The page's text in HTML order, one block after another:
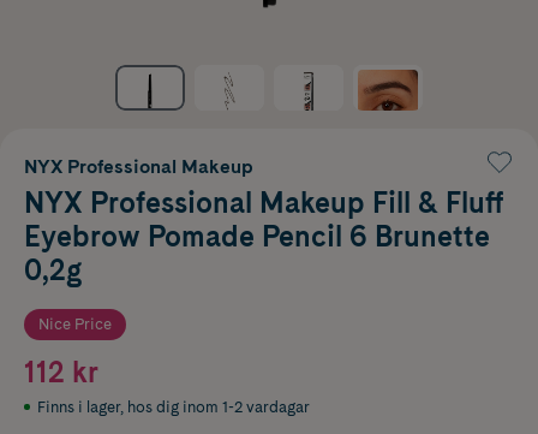
NYX Professional Makeup
NYX Professional Makeup Fill & Fluff
Eyebrow Pomade Pencil 6 Brunette
0,2g
Nice Price
112 kr
Finns i lager, hos dig inom 1-2 vardagar